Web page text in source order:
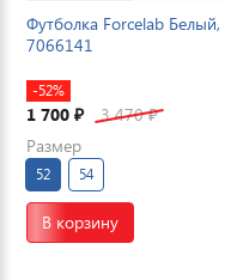
Футболка Forcelab Белый,
7066141
-52%
1 700 ₽ 3 470₽
Размер
52 54
В корзину